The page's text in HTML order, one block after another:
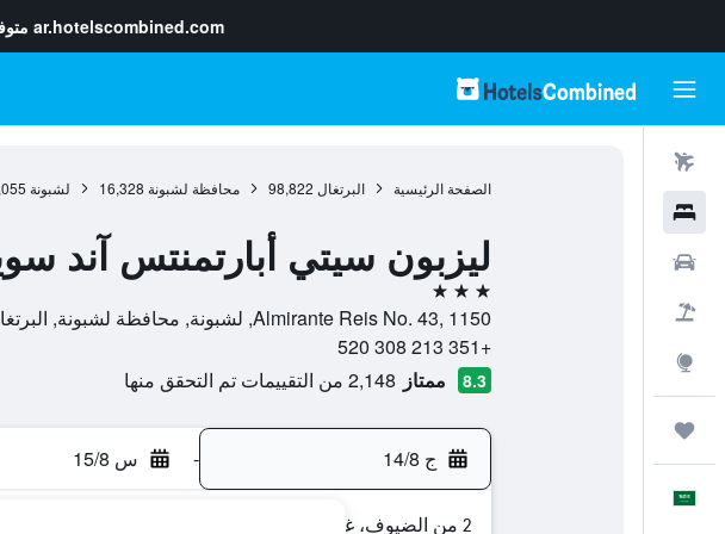
ar.hotelscombined.com
الصفحة الرئيسية البرتغال 98,822 محافظة لشبونة 16,328 لشبونة
ليزبون سيتي أبارتمنتس آند
3 نجوم
Almirante Reis No. 43, 1150, لشبونة, محافظة لشبونة, البرتغال
+351 213 308 520
8.3 ممتاز 2,148 من التقييمات تم التحقق منها
ج 14/8 - س 15/8
2 من الضيوف، غرفة واحدة